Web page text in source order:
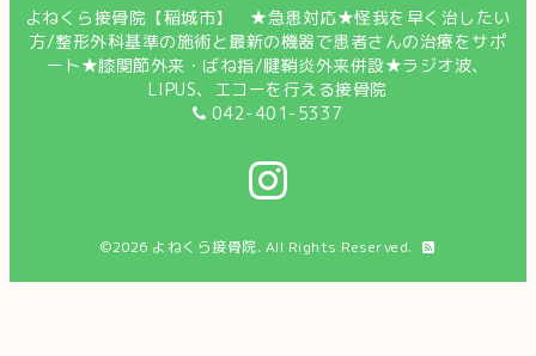
よねくら接骨院【稲城市】 ★急患対応★怪我を早く治したい
方/整形外科基準の施術と最新の機器で患者さんの治療をサポ
ート★膝関節外来・ばね指/腱鞘炎外来併設★ラジオ波、
LIPUS、エコーを行える接骨院
042-401-5337
©2026 よねくら接骨院. All Rights Reserved.